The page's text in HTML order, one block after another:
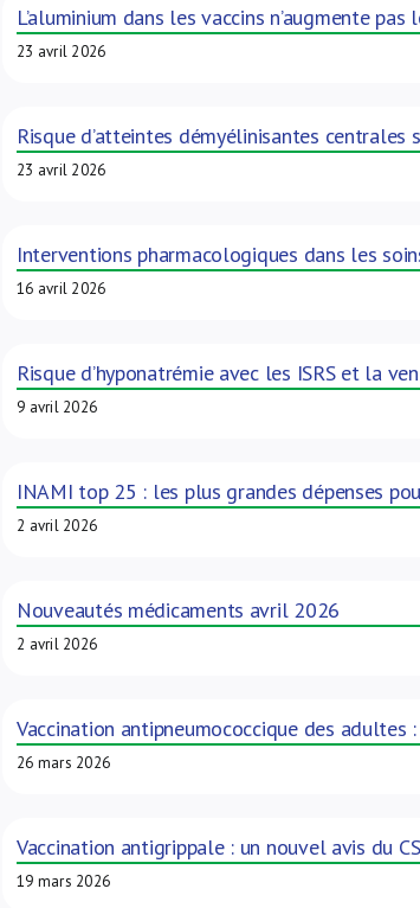
L’aluminium dans les vaccins n’augmente
23 avril 2026
Risque d’atteintes démyélinisantes centrales
23 avril 2026
Interventions pharmacologiques dans les
16 avril 2026
Risque d’hyponatrémie avec les ISRS et la
9 avril 2026
INAMI top 25 : les plus grandes dépenses
2 avril 2026
Nouveautés médicaments avril 2026
2 avril 2026
Vaccination antipneumococcique des adultes
26 mars 2026
Vaccination antigrippale : un nouvel avis du
19 mars 2026